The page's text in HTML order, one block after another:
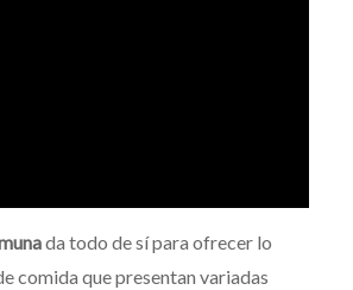
da todo de sí para ofrecer lo
comida que presentan variadas